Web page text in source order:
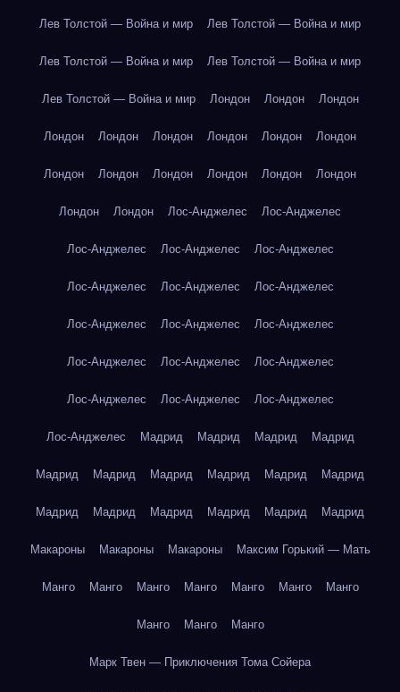
Лев Толстой — Война и мир Лев Толстой — Война и мир
Лев Толстой — Война и мир Лев Толстой — Война и мир
Лев Толстой — Война и мир Лондон Лондон Лондон
Лондон Лондон Лондон Лондон Лондон Лондон
Лондон Лондон Лондон Лондон Лондон Лондон
Лондон Лондон Лос-Анджелес Лос-Анджелес
Лос-Анджелес Лос-Анджелес Лос-Анджелес
Лос-Анджелес Лос-Анджелес Лос-Анджелес
Лос-Анджелес Лос-Анджелес Лос-Анджелес
Лос-Анджелес Лос-Анджелес Лос-Анджелес
Лос-Анджелес Лос-Анджелес Лос-Анджелес
Лос-Анджелес Мадрид Мадрид Мадрид Мадрид
Мадрид Мадрид Мадрид Мадрид Мадрид Мадрид
Мадрид Мадрид Мадрид Мадрид Мадрид Мадрид
Макароны Макароны Макароны Максим Горький — Мать
Манго Манго Манго Манго Манго Манго Манго
Манго Манго Манго
Марк Твен — Приключения Тома Сойера